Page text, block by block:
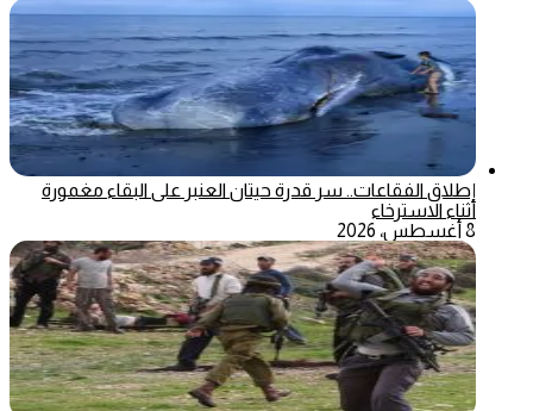
إطلاق الفقاعات.. سر قدرة حيتان العنبر على البقاء مغمورة
أثناء الاسترخاء
8 أغسطس، 2026